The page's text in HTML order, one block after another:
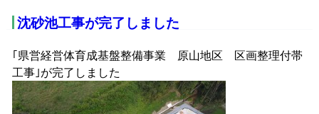
沈砂池工事が完了しました
｢県営経営体育成基盤整備事業 原山地区 区画整理付帯
工事｣が完了しました